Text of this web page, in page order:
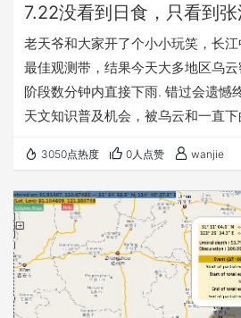
7.22没看到日食，只看到
老天爷和大家开了个小小玩笑，长
最佳观测带，结果今天大多地区乌
阶段数分钟内直接下雨. 错过会遗憾
天文知识普及机会，被乌云和一直
江杭州。钻石环和贝利珠还是很美
早上俺拍的张江有轨电车测试，看
多个亿的大项目啊。法国劳尔有轨
望 可以缓解张江地区交通压力。
3050点热度 0人点赞 wanjie